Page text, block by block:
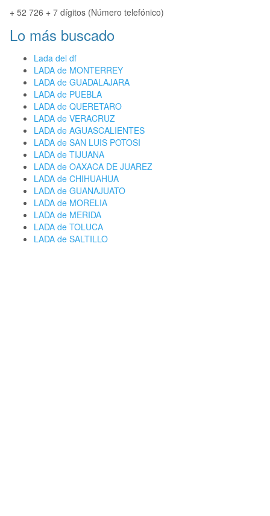
+ 52 726 + 7 dígitos (Número telefónico)
Lo más buscado
Lada del df
LADA de MONTERREY
LADA de GUADALAJARA
LADA de PUEBLA
LADA de QUERETARO
LADA de VERACRUZ
LADA de AGUASCALIENTES
LADA de SAN LUIS POTOSI
LADA de TIJUANA
LADA de OAXACA DE JUAREZ
LADA de CHIHUAHUA
LADA de GUANAJUATO
LADA de MORELIA
LADA de MERIDA
LADA de TOLUCA
LADA de SALTILLO